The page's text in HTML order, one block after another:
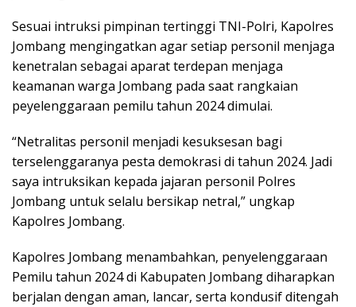
Sesuai intruksi pimpinan tertinggi TNI-Polri, Kapolres
Jombang mengingatkan agar setiap personil menjaga
kenetralan sebagai aparat terdepan menjaga
keamanan warga Jombang pada saat rangkaian
peyelenggaraan pemilu tahun 2024 dimulai.
“Netralitas personil menjadi kesuksesan bagi
terselenggaranya pesta demokrasi di tahun 2024. Jadi
saya intruksikan kepada jajaran personil Polres
Jombang untuk selalu bersikap netral,” ungkap
Kapolres Jombang.
Kapolres Jombang menambahkan, penyelenggaraan
Pemilu tahun 2024 di Kabupaten Jombang diharapkan
berjalan dengan aman, lancar, serta kondusif ditengah